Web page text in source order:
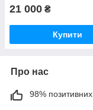
21 000 ₴
Купити
Про нас
98% позитивних